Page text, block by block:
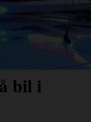
bil i